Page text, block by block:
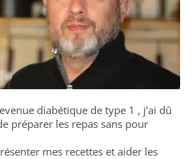
diabétique de type 1 , j’ai dû
préparer les repas sans pour
mes recettes et aider les